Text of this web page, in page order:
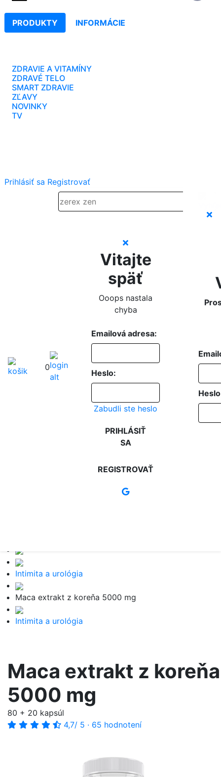
PRODUKTY INFORMÁCIE
ZDRAVIE A VITAMÍNY
ZDRAVÉ TELO
SMART ZDRAVIE
ZĽAVY
NOVINKY
TV
Prihlásiť sa Registrovať
0
Vitajte
späť
Ooops nastala
chyba
Emailová adresa:
Heslo:
Zabudli ste heslo
PRIHLÁSIŤ
SA
REGISTROVAŤ
Intimita a urológia
Maca extrakt z koreňa 5000 mg
Intimita a urológia
Maca extrakt z koreňa
5000 mg
80 + 20 kapsúl
4,7/ 5 · 65 hodnotení